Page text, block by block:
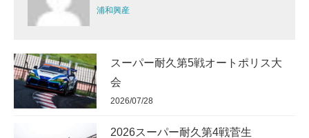
浦和興産
スーパー耐久第5戦オートポリス大
会
2026/07/28
2026スーパー耐久第4戦菅生